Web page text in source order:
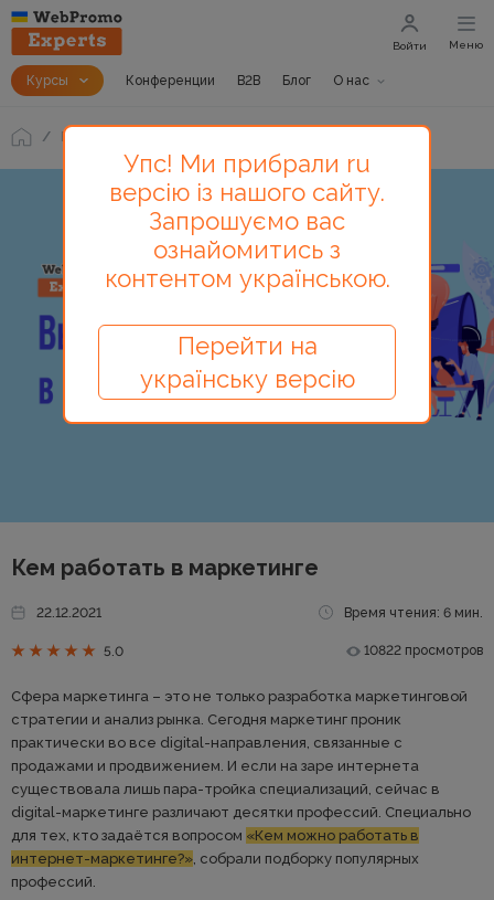
Курсы Конференции B2B Блог О нас
Войти Меню
Блог
Кем работать в маркетинге
22.12.2021 Время чтения: 6 мин.
5.0 10822 просмотров
Сфера маркетинга – это не только разработка маркетинговой
стратегии и анализ рынка. Сегодня маркетинг проник
практически во все digital-направления, связанные с
продажами и продвижением. И если на заре интернета
существовала лишь пара-тройка специализаций, сейчас в
digital-маркетинге различают десятки профессий. Специально
для тех, кто задаётся вопросом «Кем можно работать в
интернет-маркетинге?», собрали подборку популярных
профессий.
Упс! Ми прибрали ru
версію із нашого сайту.
Запрошуємо вас
ознайомитись з
контентом українською.
Перейти на
українську версію